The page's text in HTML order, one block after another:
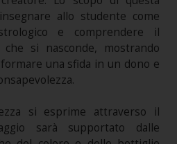
allo studente come
e comprendere il
si nasconde, mostrando
una sfida in un dono e
si esprime attraverso il
sarà supportato dalle